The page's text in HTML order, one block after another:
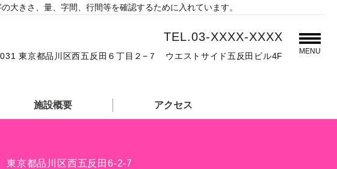
大きさ、量、字間、行間等を確認するために入れています。
TEL.03-XXXX-XXXX
東京都品川区西五反田６丁目２−７ ウエストサイド五反田ビル4F MENU
施設概要 アクセス
京都品川区西五反田6-2-7